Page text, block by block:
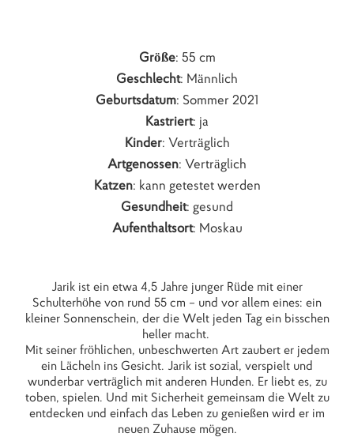
Größe: 55 cm
Geschlecht: Männlich
Geburtsdatum: Sommer 2021
Kastriert: ja
Kinder: Verträglich
Artgenossen: Verträglich
Katzen: kann getestet werden
Gesundheit: gesund
Aufenthaltsort: Moskau
Jarik ist ein etwa 4,5 Jahre junger Rüde mit einer
Schulterhöhe von rund 55 cm – und vor allem eines: ein
kleiner Sonnenschein, der die Welt jeden Tag ein bisschen
heller macht.
Mit seiner fröhlichen, unbeschwerten Art zaubert er jedem
ein Lächeln ins Gesicht. Jarik ist sozial, verspielt und
wunderbar verträglich mit anderen Hunden. Er liebt es, zu
toben, spielen. Und mit Sicherheit gemeinsam die Welt zu
entdecken und einfach das Leben zu genießen wird er im
neuen Zuhause mögen.